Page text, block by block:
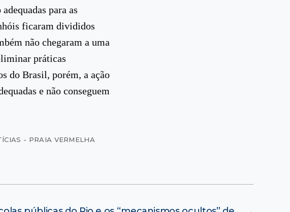
para as
ficaram divididos
não chegaram a uma
práticas
do Brasil, porém, a ação
e não conseguem
- PRAIA VERMELHA